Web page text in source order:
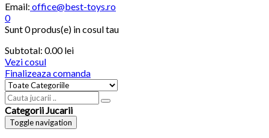
Email: office@best-toys.ro
0
Sunt0 produs(e) in cosul tau
Subtotal: 0.00lei
Vezi cosul
Finalizeaza comanda
Categorii Jucarii
Toggle navigation